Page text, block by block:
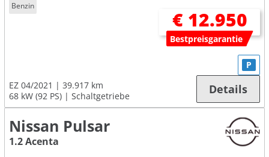
Benzin
€ 12.950
Bestpreisgarantie
EZ 04/2021
39.917 km
68 kW (92 PS)
Schaltgetriebe
P
Details
Nissan Pulsar
1.2 Acenta